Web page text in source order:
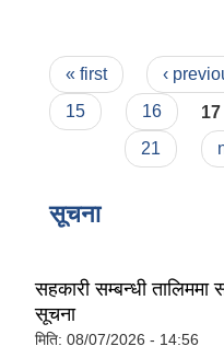
Pages
« first ‹
15
16 17
21
सूचना
सहकारी सम्बन्धी
सूचना
मिति: 08/07/2026 - 14:56